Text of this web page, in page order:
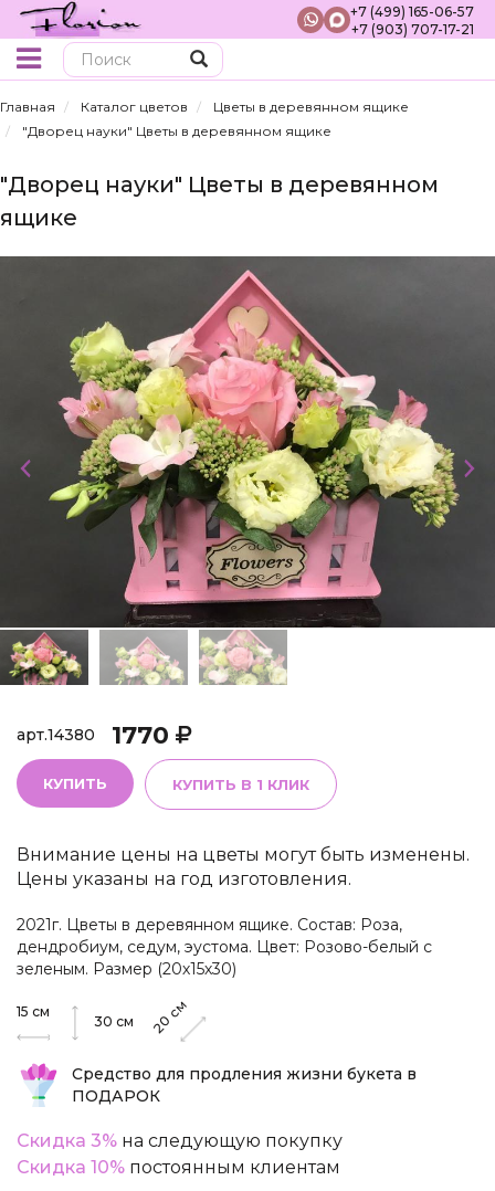
+7 (499) 165-06-57
+7 (903) 707-17-21
Главная Каталог цветов
Цветы в деревянном ящике
"Дворец науки" Цветы в деревянном ящике
"Дворец науки" Цветы в деревянном
ящике
арт.14380 1770
КУПИТЬ КУПИТЬ В 1 КЛИК
Внимание цены на цветы могут быть изменены.
Цены указаны на год изготовления.
2021г. Цветы в деревянном ящике. Состав: Роза,
дендробиум, седум, эустома. Цвет: Розово-белый с
зеленым. Размер (20х15х30)
15 см
30 см 20
см
Средство для продления жизни букета в
ПОДАРОК
Скидка 3% на следующую покупку
Скидка 10% постоянным клиентам